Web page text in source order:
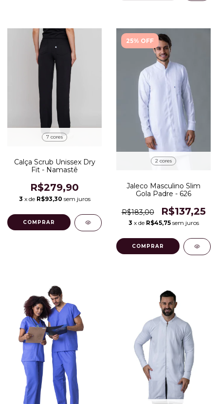
7 cores
Calça Scrub Unissex Dry
Fit - Namastê
R$279,90
3 x de R$93,30 sem juros
COMPRAR
25% OFF
2 cores
Jaleco Masculino Slim
Gola Padre - 626
R$183,00 R$137,25
3 x de R$45,75 sem juros
COMPRAR